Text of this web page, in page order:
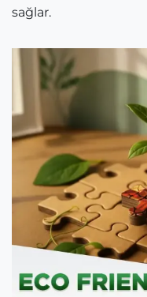
sağlar.